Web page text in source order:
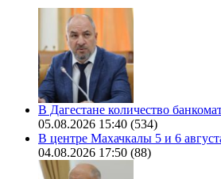
В Дагестане количество
05.08.2026 15:40 (534)
В центре Махачкалы 5 и 6
04.08.2026 17:50 (88)